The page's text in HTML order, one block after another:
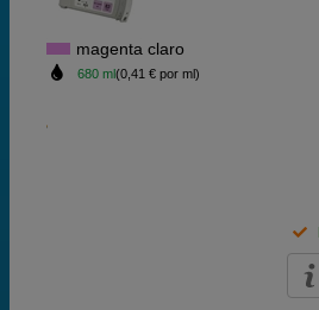
magenta claro
680 ml(0,41 € por ml)